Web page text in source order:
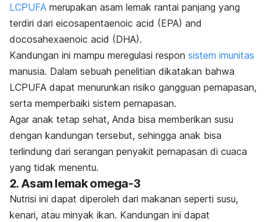
LCPUFA merupakan asam lemak rantai panjang yang
terdiri dari eicosapentaenoic acid (EPA) and
docosahexaenoic acid (DHA).
Kandungan ini mampu meregulasi respon sistem imunitas
manusia. Dalam sebuah penelitian dikatakan bahwa
LCPUFA dapat menurunkan risiko gangguan pernapasan,
serta memperbaiki sistem pernapasan.
Agar anak tetap sehat, Anda bisa memberikan susu
dengan kandungan tersebut, sehingga anak bisa
terlindung dari serangan penyakit pernapasan di cuaca
yang tidak menentu.
2. Asam lemak omega-3
Nutrisi ini dapat diperoleh dari makanan seperti susu,
kenari, atau minyak ikan. Kandungan ini dapat